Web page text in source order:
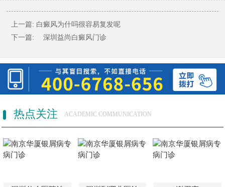
上一篇: 白癜风为什吗很容易复发呢
下一篇: 深圳益尚白癜风门诊
热点关注 ACADEMIC COMMUNICATION